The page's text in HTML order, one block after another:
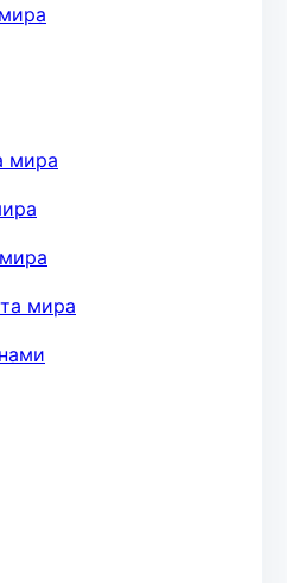
мира
мира